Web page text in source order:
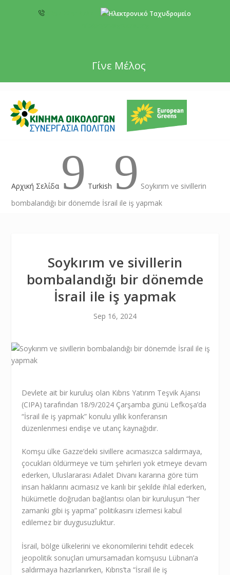
Γίνε Μέλος
Αρχική Σελίδα 9 Turkish 9 Soykırım ve sivillerin
bombalandığı bir dönemde İsrail ile iş yapmak
Soykırım ve sivillerin
bombalandığı bir dönemde
İsrail ile iş yapmak
Sep 16, 2024
Devlete ait bir kuruluş olan Kıbrıs Yatırım Teşvik Ajansı
(CIPA) tarafından 18/9/2024 Çarşamba günü Lefkoşa’da
“İsrail ile iş yapmak” konulu yıllık konferansın
düzenlenmesi endişe ve utanç kaynağıdır.
Komşu ülke Gazze’deki sivillere acımasızca saldırmaya,
çocukları öldürmeye ve tüm şehirleri yok etmeye devam
ederken, Uluslararası Adalet Divanı kararına göre tüm
insan haklarını acımasız ve kanlı bir şekilde ihlal ederken,
hükümetle doğrudan bağlantısı olan bir kuruluşun “her
zamanki gibi iş yapma” politikasını izlemesi kabul
edilemez bir duygusuzluktur.
İsrail, bölge ülkelerini ve ekonomilerini tehdit edecek
jeopolitik sonuçları umursamadan komşusu Lübnan’a
saldırmaya hazırlanırken, Kıbrıs’ta “İsrail ile iş